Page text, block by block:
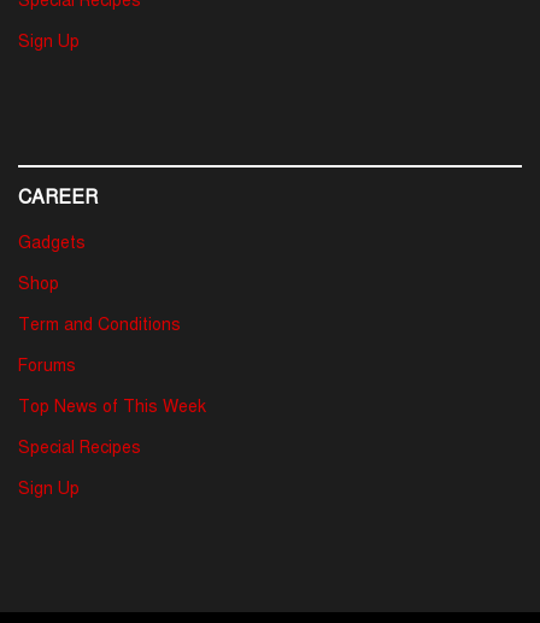
Sign Up
CAREER
Gadgets
Shop
Term and Conditions
Forums
Top News of This Week
Special Recipes
Sign Up